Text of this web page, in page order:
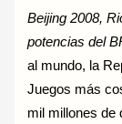
Beijing 2008,
potencias del
al mundo, la
Juegos más
mil millones de